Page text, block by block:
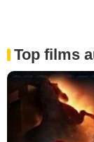
Top films